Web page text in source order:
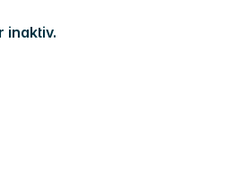
inaktiv.